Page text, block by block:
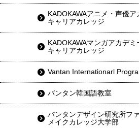
KADOKAWAアニメ・声優ア
キャリアカレッジ
KADOKAWAマンガアカデミ
キャリアカレッジ
Vantan Internationarl
バンタン韓国語教室
バンタンデザイン研究所フ
メイクカレッジ大学部